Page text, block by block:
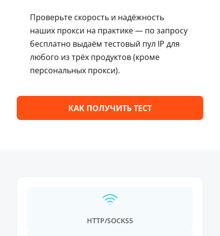
Проверьте скорость и надёжность
наших прокси на практике — по запросу
бесплатно выдаём тестовый пул IP для
любого из трёх продуктов (кроме
персональных прокси).
КАК ПОЛУЧИТЬ ТЕСТ
HTTP/SOCKS5